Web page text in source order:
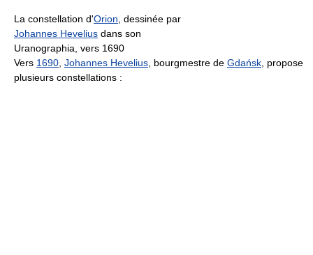
La constellation d'Orion , dessinée par
Johannes Hevelius dans son
Uranographia, vers 1690
Vers 1690 Johannes Hevelius , bourgmestre de Gdańsk , propose
plusieurs constellations :